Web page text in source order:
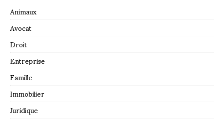
Animaux
Avocat
Droit
Entreprise
Famille
Immobilier
Juridique